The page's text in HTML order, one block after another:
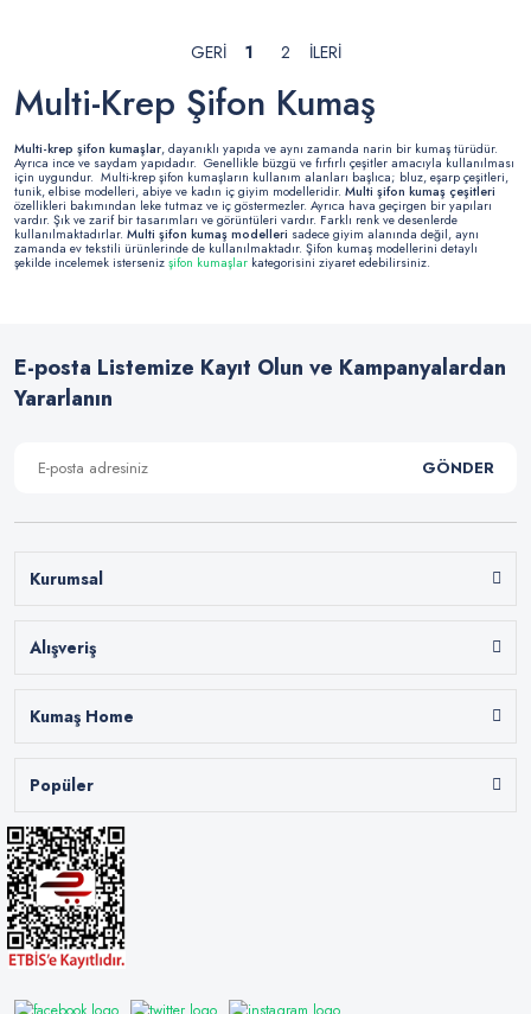
1 2
Multi-Krep Şifon Kumaş
Multi-krep şifon kumaşlar, dayanıklı yapıda ve aynı zamanda narin bir kumaş türüdür.
Ayrıca ince ve saydam yapıdadır. Genellikle büzgü ve fırfırlı çeşitler amacıyla kullanılması
için uygundur. Multi-krep şifon kumaşların kullanım alanları başlıca; bluz, eşarp çeşitleri,
tunik, elbise modelleri, abiye ve kadın iç giyim modelleridir. Multi şifon kumaş çeşitleri
özellikleri bakımından leke tutmaz ve iç göstermezler. Ayrıca hava geçirgen bir yapıları
vardır. Şık ve zarif bir tasarımları ve görüntüleri vardır. Farklı renk ve desenlerde
kullanılmaktadırlar. Multi şifon kumaş modelleri sadece giyim alanında değil, aynı
zamanda ev tekstili ürünlerinde de kullanılmaktadır. Şifon kumaş modellerini detaylı
şekilde incelemek isterseniz şifon kumaşlar kategorisini ziyaret edebilirsiniz.
E-posta Listemize Kayıt Olun ve Kampanyalardan
Yararlanın
GÖNDER
Kurumsal
Alışveriş
Kumaş Home
Popüler